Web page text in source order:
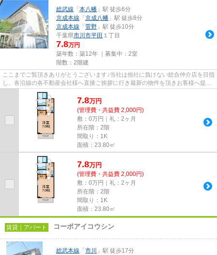
総武線 「 本八幡 」駅 徒歩6分
京成本線 「 京成八幡 」駅 徒歩8分
京成本線 「 菅野 」駅 徒歩10分
千葉県市川市平田 １丁目
7.8万円
築年数：築12年 ｜募集中： 2室
階数：2階建
ここまでご覧頂きありがとうございます♪当社は他社に負けない総合仲介店を目指
し、各沿線の各不動産会社様へ直接ご挨拶に行き最新の物件を頂きお客様へ提供
しております！最新の情報は...
7.8万円
(管理費・共益費 2,000円)
敷：0万円｜礼：2ヶ月
所在階：2階
間取り：1K
面積：23.80㎡
7.8万円
(管理費・共益費 2,000円)
敷：0万円｜礼：2ヶ月
所在階：2階
間取り：1K
面積：23.80㎡
賃貸｜アパート コーポアイコウシン
総武本線 「 市川
」駅 徒歩17分